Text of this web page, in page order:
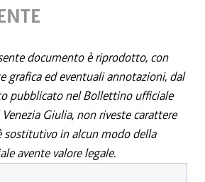
documento è riprodotto, con
grafica ed eventuali annotazioni, dal
pubblicato nel Bollettino ufficiale
Giulia, non riveste carattere
sostitutivo in alcun modo della
avente valore legale.